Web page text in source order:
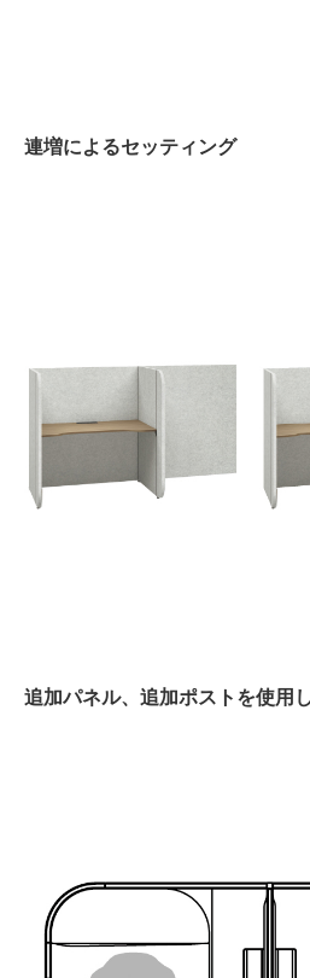
連増によるセッティング
追加パネル、追加ポストを使用